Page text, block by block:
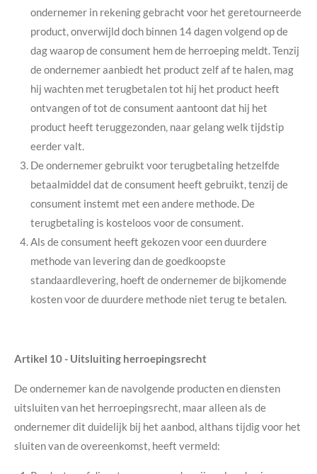
ondernemer in rekening gebracht voor het geretourneerde
product, onverwijld doch binnen 14 dagen volgend op de
dag waarop de consument hem de herroeping meldt. Tenzij
de ondernemer aanbiedt het product zelf af te halen, mag
hij wachten met terugbetalen tot hij het product heeft
ontvangen of tot de consument aantoont dat hij het
product heeft teruggezonden, naar gelang welk tijdstip
eerder valt.
De ondernemer gebruikt voor terugbetaling hetzelfde
betaalmiddel dat de consument heeft gebruikt, tenzij de
consument instemt met een andere methode. De
terugbetaling is kosteloos voor de consument.
Als de consument heeft gekozen voor een duurdere
methode van levering dan de goedkoopste
standaardlevering, hoeft de ondernemer de bijkomende
kosten voor de duurdere methode niet terug te betalen.
Artikel 10- Uitsluiting herroepingsrecht
De ondernemer kan de navolgende producten en diensten
uitsluiten van het herroepingsrecht, maar alleen als de
ondernemer dit duidelijk bij het aanbod, althans tijdig voor het
sluiten van de overeenkomst, heeft vermeld: